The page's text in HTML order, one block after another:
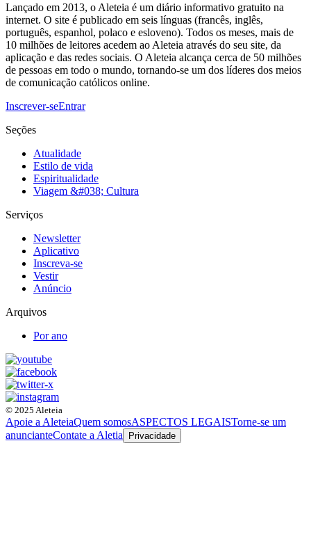
Lançado em 2013, o Aleteia é um diário informativo gratuito na
internet. O site é publicado em seis línguas (francês, inglês,
português, espanhol, polaco e esloveno). Todos os meses, mais de
10 milhões de leitores acedem ao Aleteia através do seu site, da
aplicação e das redes sociais. O Aleteia alcança cerca de 50 milhões
de pessoas em todo o mundo, tornando-se um dos líderes dos meios
de comunicação católicos online.
Inscrever-seEntrar
Seções
Atualidade
Estilo de vida
Espiritualidade
Viagem &#038; Cultura
Serviços
Newsletter
Aplicativo
Inscreva-se
Vestir
Anúncio
Arquivos
Por ano
© 2025 Aleteia
Apoie a AleteiaQuem somosASPECTOS LEGAISTorne-se um
anuncianteContate a Aletia Privacidade